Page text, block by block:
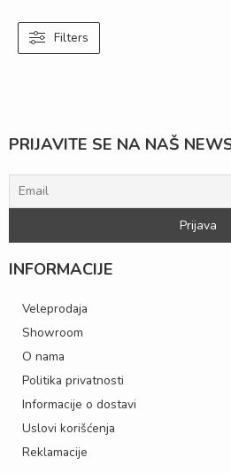
Filters
INFORMACIJE
Veleprodaja
Showroom
O nama
Politika privatnosti
Informacije o dostavi
Uslovi korišćenja
Reklamacije
PRIJAVITE SE NA NAŠ